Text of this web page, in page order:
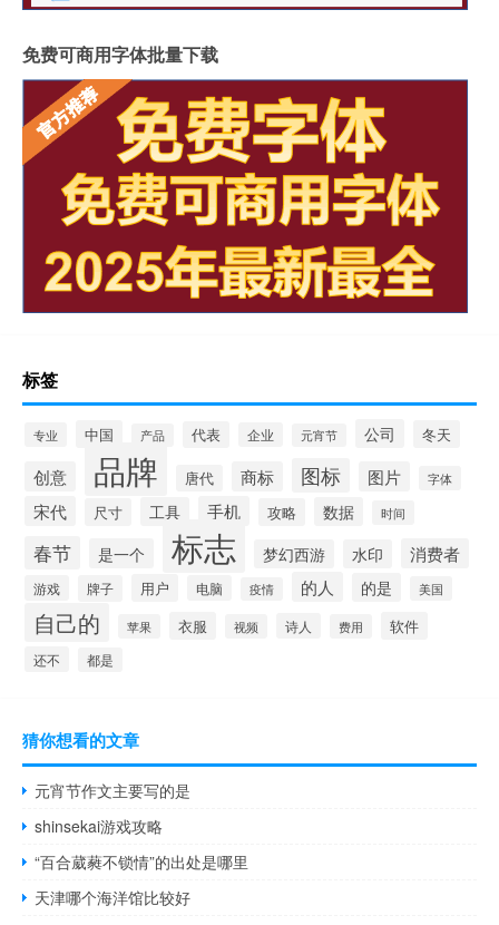
免费可商用字体批量下载
标签
专业 中国 产品 代表 企业 元宵节 公司 冬天
创意 品牌 唐代 商标 图标 图片 字体
宋代 尺寸 工具 手机 攻略 数据 时间
春节 是一个 标志 梦幻西游 水印 消费者
游戏 牌子 用户 电脑 疫情 的人 的是 美国
自己的 苹果 衣服 视频 诗人 费用 软件
还不 都是
猜你想看的文章
元宵节作文主要写的是
shinsekai游戏攻略
“百合葳蕤不锁情”的出处是哪里
天津哪个海洋馆比较好